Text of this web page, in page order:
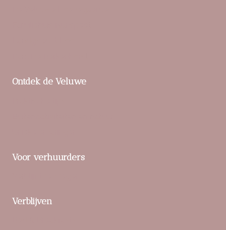
Ontdek de Veluwe
Voor verhuurders
Verblijven